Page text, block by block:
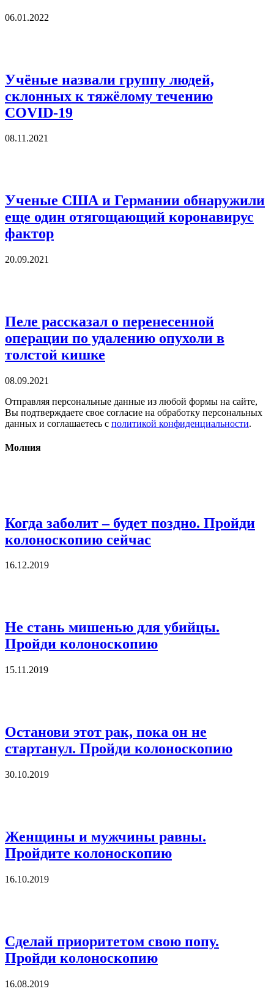
06.01.2022
Учёные назвали группу людей,
склонных к тяжёлому течению
COVID-19
08.11.2021
Ученые США и Германии обнаружили
еще один отягощающий коронавирус
фактор
20.09.2021
Пеле рассказал о перенесенной
операции по удалению опухоли в
толстой кишке
08.09.2021
Отправляя персональные данные из любой формы на сайте,
Вы подтверждаете свое согласие на обработку персональных
данных и соглашаетесь с политикой конфиденциальности.
Молния
Когда заболит – будет поздно. Пройди
колоноскопию сейчас
16.12.2019
Не стань мишенью для убийцы.
Пройди колоноскопию
15.11.2019
Останови этот рак, пока он не
стартанул. Пройди колоноскопию
30.10.2019
Женщины и мужчины равны.
Пройдите колоноскопию
16.10.2019
Сделай приоритетом свою попу.
Пройди колоноскопию
16.08.2019